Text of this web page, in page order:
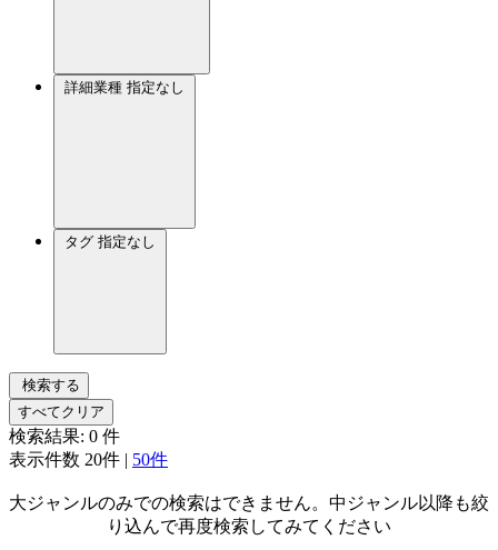
詳細業種 指定なし
タグ 指定なし
検索する
すべてクリア
検索結果: 0 件
表示件数 20件 | 50件
大ジャンルのみでの検索はできません。中ジャンル以降も絞
り込んで再度検索してみてください